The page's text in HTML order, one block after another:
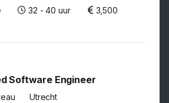
32 - 40 uur
3,500
Software Engineer
Utrecht